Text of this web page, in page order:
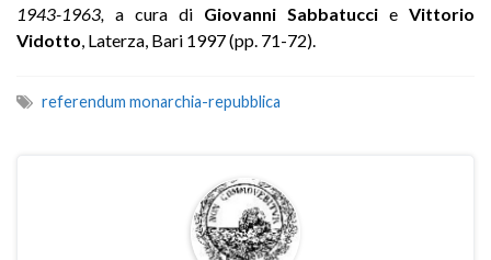
1943-1963, a cura di Giovanni Sabbatucci e Vittorio
Vidotto , Laterza, Bari 1997 (pp. 71-72).
referendum monarchia-repubblica